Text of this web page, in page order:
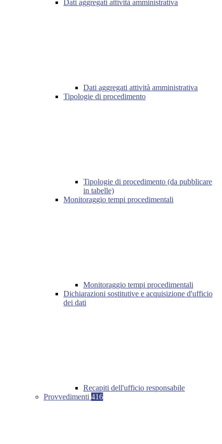
Dati aggregati attività amministrativa
Dati aggregati attività amministrativa
Tipologie di procedimento
Tipologie di procedimento (da pubblicare
in tabelle)
Monitoraggio tempi procedimentali
Monitoraggio tempi procedimentali
Dichiarazioni sostitutive e acquisizione d'ufficio
dei dati
Recapiti dell'ufficio responsabile
Provvedimenti 416